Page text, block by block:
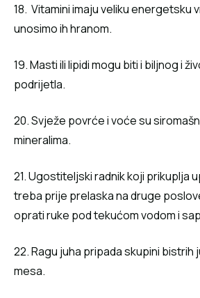
18. Vitamini imaju veliku energetsku
unosimo ih hranom.
19. Masti ili lipidi mogu biti i biljnog i
podrijetla.
20. Svježe povrće i voće su
mineralima.
21. Ugostiteljski radnik koji prikuplja
treba prije prelaska na druge
oprati ruke pod tekućom vodom i
22. Ragu juha pripada skupini bistrih
mesa.